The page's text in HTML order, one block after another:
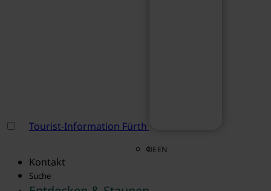
Tourist-Information Fürth
DEEN
Kontakt
Suche